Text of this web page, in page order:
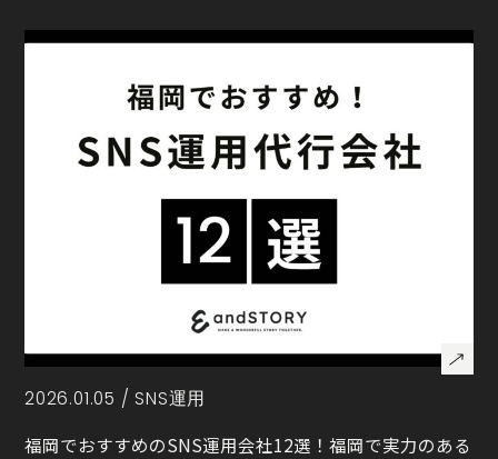
2026.01.05 / SNS運用
福岡でおすすめのSNS運用会社12選！福岡で実力のある